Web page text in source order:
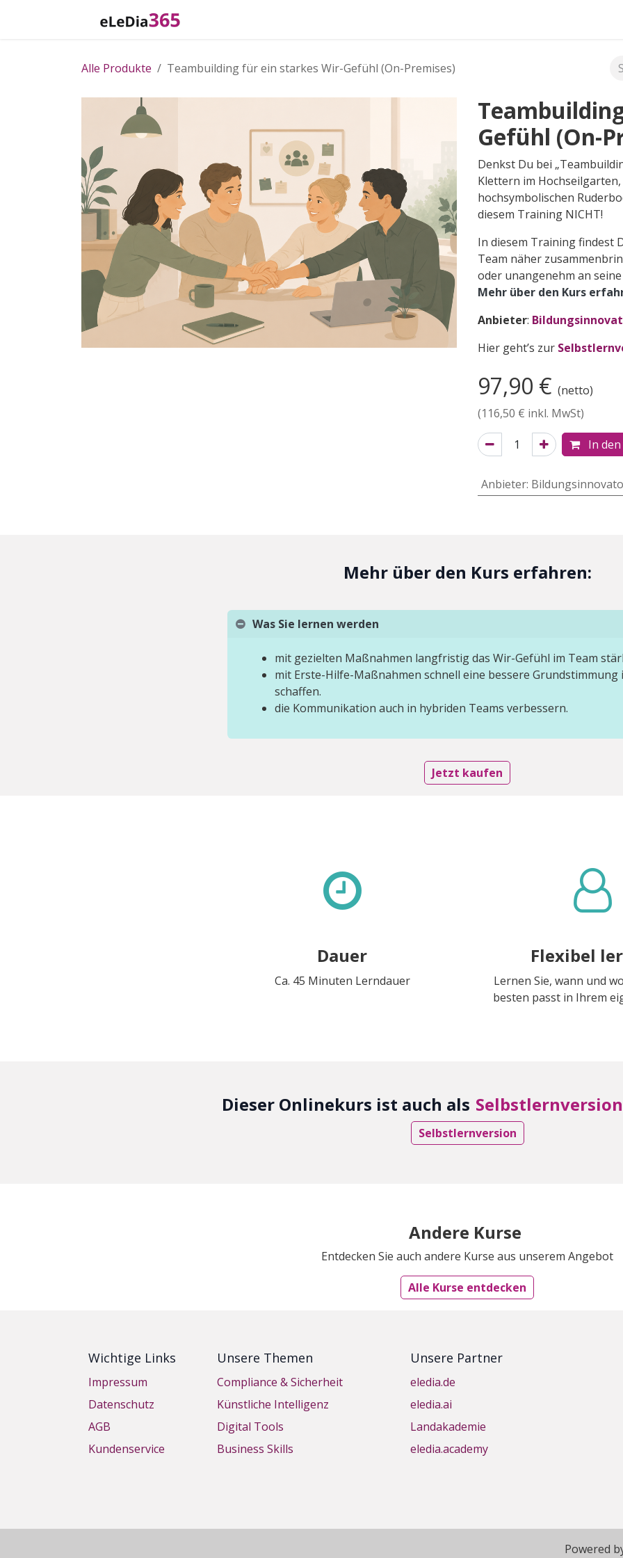
Alle Produkte Teambuilding für ein starkes Wir-Gefühl (On-Premises)
Gefühl (On-
Denkst Du bei
Klettern im
hochsymbolischen
diesem Training NICHT!
In diesem Training findest
Team näher
oder unangenehm an
Mehr über den Kurs
Anbieter:
Hier geht’s zur
97,90 € (netto)
(116,50 € inkl. MwSt)
In
Anbieter:
Mehr über den Kurs erfahren:
Was Sie lernen werden
mit gezielten Maßnahmen langfristig das Wir-Gefühl im Team
mit Erste-Hilfe-Maßnahmen schnell eine bessere Grundstimmung
schaffen.
die Kommunikation auch in hybriden Teams verbessern.
Jetzt kaufen
Dauer
Ca. 45 Minuten Lerndauer
Flexibel
Lernen Sie, wann und
besten passt in Ihrem
Dieser Onlinekurs ist auch als Selbstlernversion
Selbstlernversion
Andere Kurse
Entdecken Sie auch andere Kurse aus unserem Angebot
Alle Kurse entdecken
Wichtige Links
Impressum
Datenschutz
AGB
Kundenservice
Unsere Themen
Compliance & Sicherheit
Künstliche Intelligenz
Digital Tools
Business Skills
Unsere Partner
eledia.de
eledia.ai
Landakademie
eledia.academy
Powered